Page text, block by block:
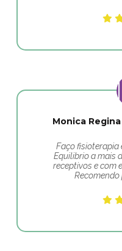
Monica
Faço fisioterapia
Equilibrio a mais
receptivos e com